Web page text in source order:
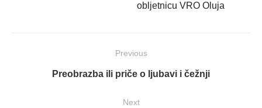
obljetnicu VRO Oluja
Previous
Previous
Preobrazba ili priče o ljubavi i čežnji
Next